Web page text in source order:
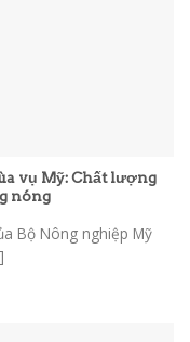
vụ Mỹ: Chất lượng
nóng
Bộ Nông nghiệp Mỹ